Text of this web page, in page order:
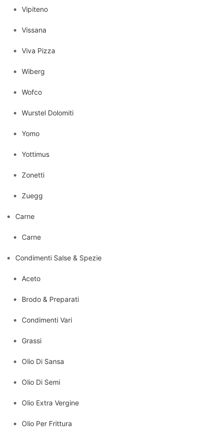
Vipiteno
Vissana
Viva Pizza
Wiberg
Wofco
Wurstel Dolomiti
Yomo
Yottimus
Zonetti
Zuegg
Carne
Carne
Condimenti Salse & Spezie
Aceto
Brodo & Preparati
Condimenti Vari
Grassi
Olio Di Sansa
Olio Di Semi
Olio Extra Vergine
Olio Per Frittura